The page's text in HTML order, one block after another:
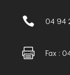
 04 94
 Fax :